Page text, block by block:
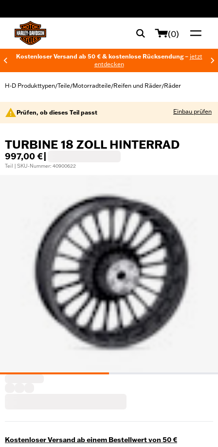
(0)
Kostenloser Versand ab 50 € & kostenlose Rücksendung – jetzt
entdecken
H-D Produkttypen/Teile/Motorradteile/Reifen und Räder/Räder
Prüfen, ob dieses Teil passt Einbau prüfen
TURBINE 18 ZOLL HINTERRAD
997,00 €
Teil | SKU-Nummer: 40900622
Kostenloser Versand ab einem Bestellwert von 50 €